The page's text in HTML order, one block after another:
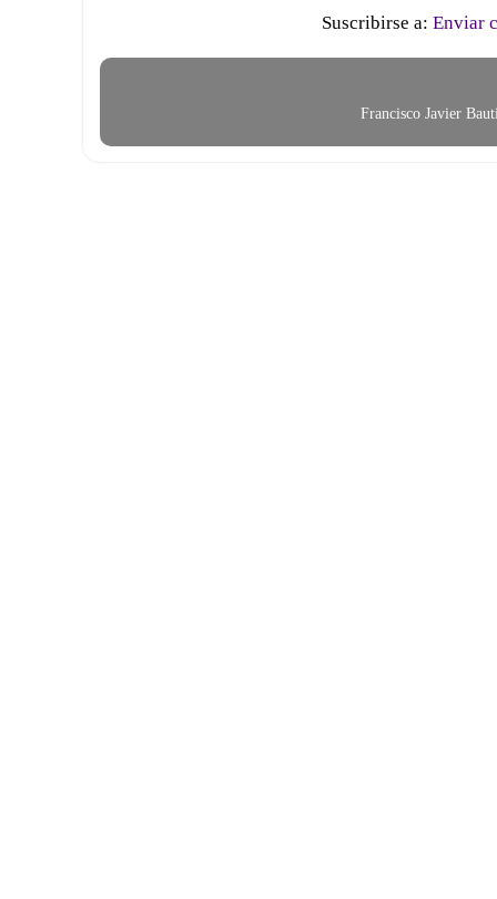
Suscribirse a: Enviar
Francisco Javier